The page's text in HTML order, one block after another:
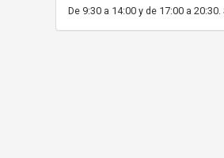
De 9:30 a 14:00 y de 17:00 a